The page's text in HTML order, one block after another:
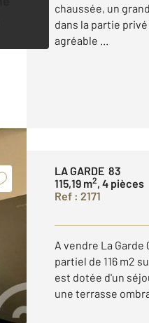
chaussée, un
dans la partie
agréable ...
LA GARDE 83
115,19 m2, 4 pièces
Ref : 2171
A vendre La Garde
partiel de 116 m2
est dotée d'un
une terrasse